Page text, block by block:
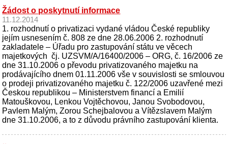
Žádost o poskytnutí informace
11.12.2014
1. rozhodnutí o privatizaci vydané vládou České republiky
jejím usnesením č. 808 ze dne 28.06.2006 2. rozhodnutí
zakladatele – Úřadu pro zastupování státu ve věcech
majetkových čj. UZSVM/A/16400/2006 – ORG, č. 16/2006 ze
dne 31.10.2006 o převodu privatizovaného majetku na
prodávajícího dnem 01.11.2006 vše v souvislosti se smlouvou
o prodeji privatizovaného majetku č. 122/2006 uzavřené mezi
Českou republikou – Ministerstvem financí a Emilií
Matouškovou, Lenkou Vojtěchovou, Janou Svobodovou,
Pavlem Malým, Zorou Schejbalovou a Vítězslavem Malým
dne 31.10.2006, a to z důvodu právního zastupování klienta.